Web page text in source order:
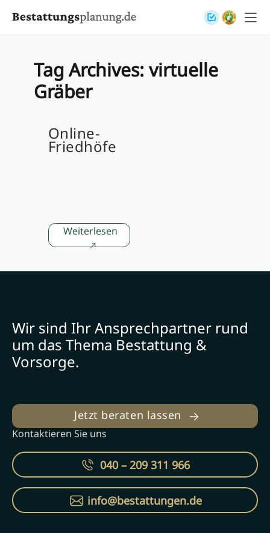
Tag Archives: virtuelle
Gräber
Online-
Friedhöfe
Weiterlesen
Wir sind Ihr Ansprechpartner rund
um das Thema Bestattung &
Vorsorge.
Jetzt beraten lassen
Kontaktieren Sie uns
040 – 209 311 966
info@bestattungen.de